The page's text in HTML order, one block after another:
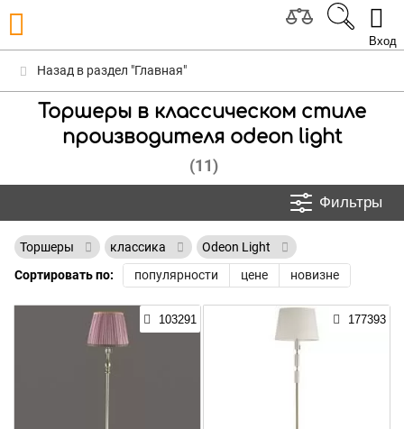
Вход
Назад в раздел "Главная"
Торшеры в классическом стиле
производителя odeon light
(11)
Фильтры
Торшеры классика
Odeon Light
Сортировать по:
популярности цене новизне
103291 177393